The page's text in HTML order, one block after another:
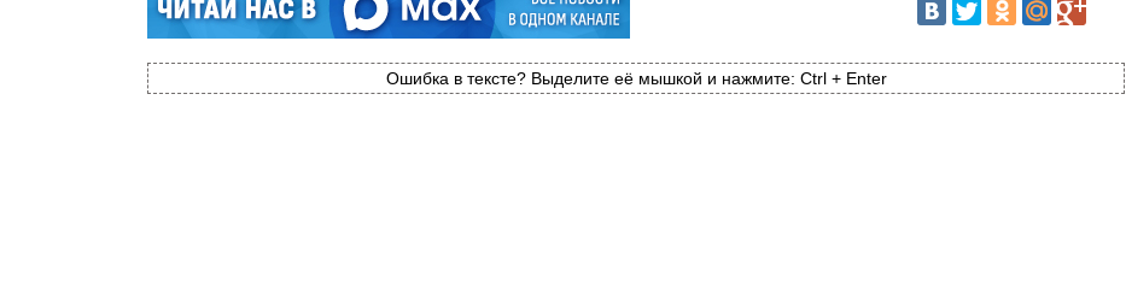
Ошибка в тексте? Выделите её мышкой и нажмите: Ctrl + Enter